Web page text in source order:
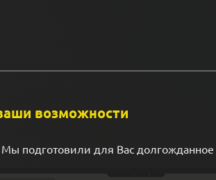
возможности
подготовили для Вас